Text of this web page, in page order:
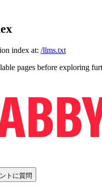
index at: /llms.txt
pages before exploring
トに質問